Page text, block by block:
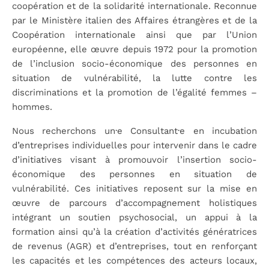
coopération et de la solidarité internationale. Reconnue
par le Ministère italien des Affaires étrangères et de la
Coopération internationale ainsi que par l’Union
européenne, elle œuvre depuis 1972 pour la promotion
de l’inclusion socio-économique des personnes en
situation de vulnérabilité, la lutte contre les
discriminations et la promotion de l’égalité femmes –
hommes.
Nous recherchons un·e Consultant·e en incubation
d’entreprises individuelles pour intervenir dans le cadre
d’initiatives visant à promouvoir l’insertion socio-
économique des personnes en situation de
vulnérabilité. Ces initiatives reposent sur la mise en
œuvre de parcours d’accompagnement holistiques
intégrant un soutien psychosocial, un appui à la
formation ainsi qu’à la création d’activités génératrices
de revenus (AGR) et d’entreprises, tout en renforçant
les capacités et les compétences des acteurs locaux,